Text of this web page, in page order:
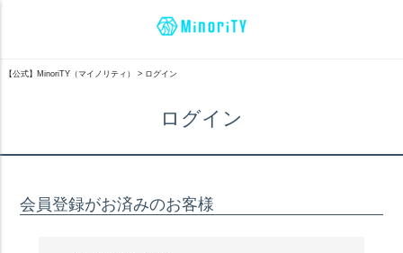
【公式】MinoriTY（マイノリティ） ログイン
ログイン
会員登録がお済みのお客様